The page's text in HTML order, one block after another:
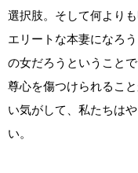
選択肢。そして何より
エリートな本妻になろ
の女だろうということ
尊心を傷つけられるこ
い気がして、私たちは
い。